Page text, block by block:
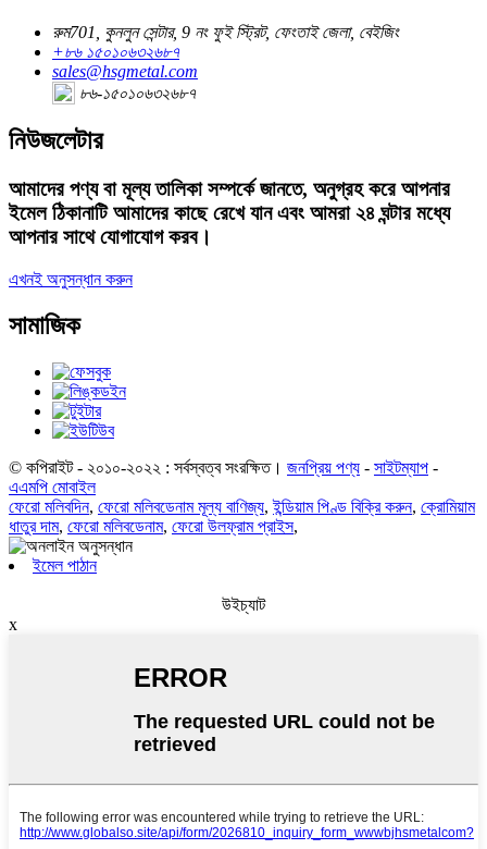
রুম701, কুনলুন সেন্টার, 9 নং ফুই স্ট্রিট, ফেংতাই জেলা, বেইজিং
+৮৬ ১৫০১০৬৩২৬৮৭
sales@hsgmetal.com
৮৬-১৫০১০৬৩২৬৮৭
নিউজলেটার
আমাদের পণ্য বা মূল্য তালিকা সম্পর্কে জানতে, অনুগ্রহ করে আপনার
ইমেল ঠিকানাটি আমাদের কাছে রেখে যান এবং আমরা ২৪ ঘন্টার মধ্যে
আপনার সাথে যোগাযোগ করব।
এখনই অনুসন্ধান করুন
সামাজিক
© কপিরাইট - ২০১০-২০২২ : সর্বস্বত্ব সংরক্ষিত। জনপ্রিয় পণ্য - সাইটম্যাপ -
এএমপি মোবাইল
ফেরো মলিবদিন, ফেরো মলিবডেনাম মূল্য বাণিজ্য,ইন্ডিয়াম পিণ্ড বিক্রি করুন, ক্রোমিয়াম
ধাতুর দাম, ফেরো মলিবডেনাম, ফেরো উলফ্রাম প্রাইস,
ইমেল পাঠান
উইচ্যাট
x